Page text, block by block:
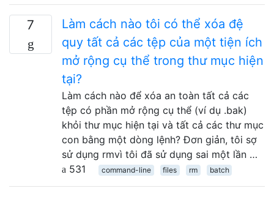
7
Làm cách nào tôi có thể xóa đệ
quy tất cả các tệp của một tiện ích
mở rộng cụ thể trong thư mục hiện
tại?
Làm cách nào để xóa an toàn tất cả các
tệp có phần mở rộng cụ thể (ví dụ .bak)
khỏi thư mục hiện tại và tất cả các thư mục
con bằng một dòng lệnh? Đơn giản, tôi sợ
sử dụng rmvì tôi đã sử dụng sai một lần …
531
command-line files rm batch